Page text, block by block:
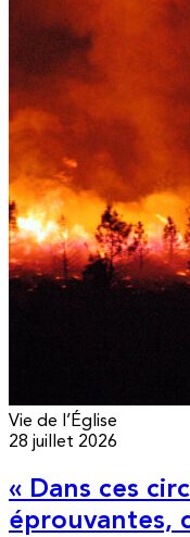
Vie de l’Église
28 juillet 2026
« Dans ces
éprouvantes,